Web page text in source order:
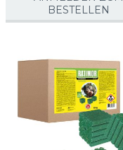
BESTELLEN